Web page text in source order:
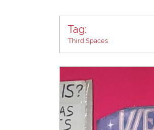
Tag:
Third Spaces